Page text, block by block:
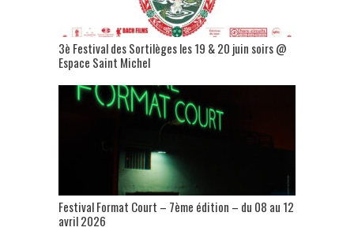
3è Festival des Sortilèges les 19 & 20 juin soirs @
Espace Saint Michel
Festival Format Court – 7ème édition – du 08 au 12
avril 2026